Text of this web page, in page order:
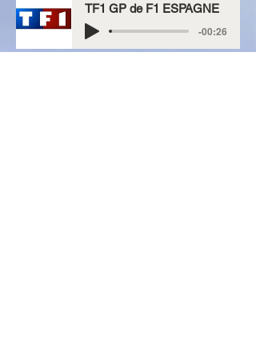
TF1 GP de F1 ESPAGNE
-00:26